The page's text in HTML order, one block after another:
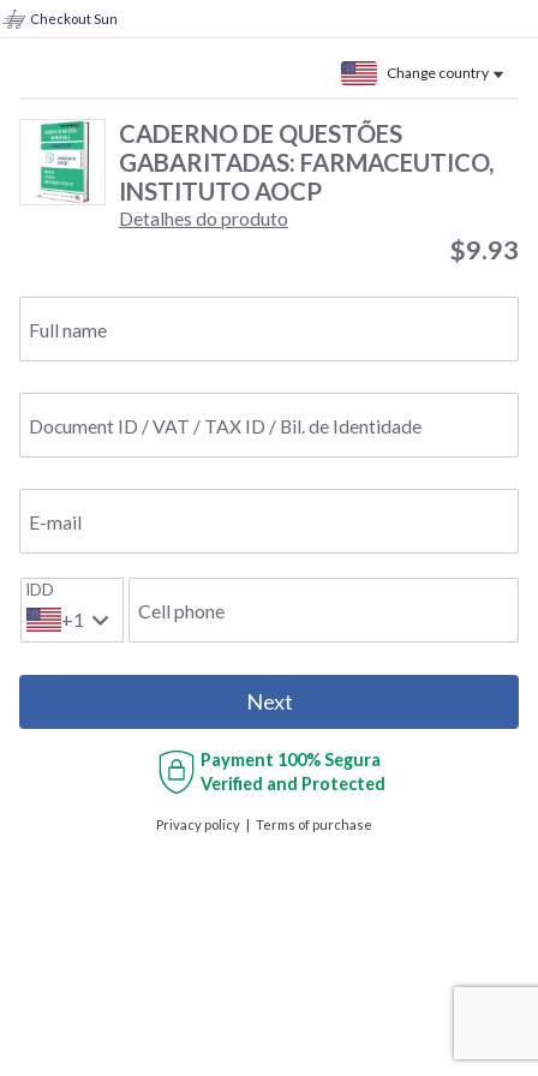
Checkout Sun
Change country
CADERNO DE QUESTÕES
GABARITADAS: FARMACEUTICO,
INSTITUTO AOCP
Detalhes do produto
$9.93
Full name
Document ID / VAT / TAX ID / Bil. de Identidade
E-mail
IDD
+1 Cell phone
Next
Payment 100% Segura
Verified and Protected
Privacy policy Terms of purchase